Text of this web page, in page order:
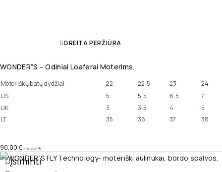
GREITA PERŽIŪRA
WONDER”S – Odiniai Loaferai Moterims.
Moteriškų batų dydžiai 22 22,5 23
24
US
5 5,5 6,5
7
UK
3 3,5 4
5
LT
35 36 37 38
119,00€
90,00 €
Įsiminti